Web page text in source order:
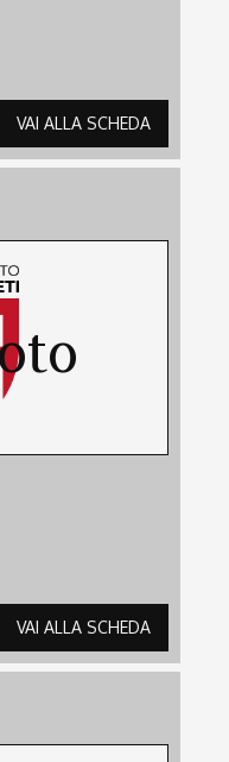
VAI ALLA SCHEDA
VAI ALLA SCHEDA